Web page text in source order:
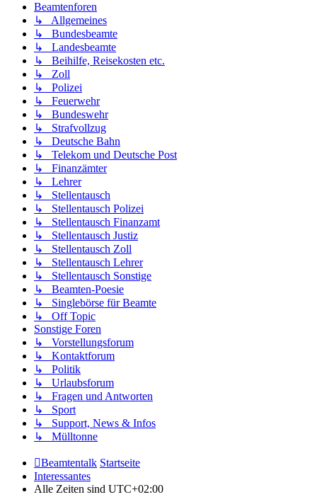
Beamtenforen
↳ Allgemeines
↳ Bundesbeamte
↳ Landesbeamte
↳ Beihilfe, Reisekosten etc.
↳ Zoll
↳ Polizei
↳ Feuerwehr
↳ Bundeswehr
↳ Strafvollzug
↳ Deutsche Bahn
↳ Telekom und Deutsche Post
↳ Finanzämter
↳ Lehrer
↳ Stellentausch
↳ Stellentausch Polizei
↳ Stellentausch Finanzamt
↳ Stellentausch Justiz
↳ Stellentausch Zoll
↳ Stellentausch Lehrer
↳ Stellentausch Sonstige
↳ Beamten-Poesie
↳ Singlebörse für Beamte
↳ Off Topic
Sonstige Foren
↳ Vorstellungsforum
↳ Kontaktforum
↳ Politik
↳ Urlaubsforum
↳ Fragen und Antworten
↳ Sport
↳ Support, News & Infos
↳ Mülltonne
Beamtentalk Startseite
Interessantes
Alle Zeiten sind UTC+02:00